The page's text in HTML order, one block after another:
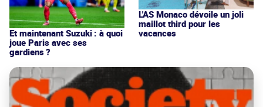
Et maintenant Suzuki : à quoi
joue Paris avec ses
gardiens ?
L'AS Monaco dévoile un joli
maillot third pour les
vacances